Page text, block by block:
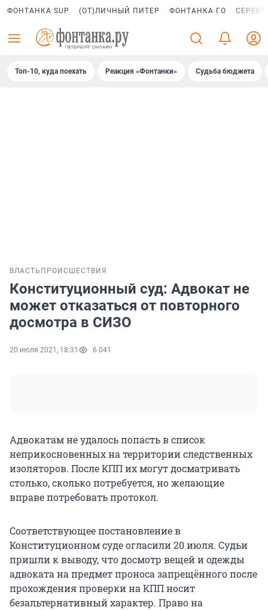
ФОНТАНКА SUP (ОТ)ЛИЧНЫЙ ПИТЕР ФОНТАНКА ГО
Топ-10, куда поехать Реакция «Фонтанки» Судьба бюджета
ВЛАСТЬ ПРОИСШЕСТВИЯ
Конституционный суд: Адвокат не
может отказаться от повторного
досмотра в СИЗО
20 июля 2021, 18:31 6 041
Адвокатам не удалось попасть в список
неприкосновенных на территории следственных
изоляторов. После КПП их могут досматривать
столько, сколько потребуется, но желающие
вправе потребовать протокол.
Соответствующее постановление в
Конституционном суде огласили 20 июля. Судьи
пришли к выводу, что досмотр вещей и одежды
адвоката на предмет проноса запрещённого после
прохождения проверки на КПП носит
безальтернативный характер. Право на